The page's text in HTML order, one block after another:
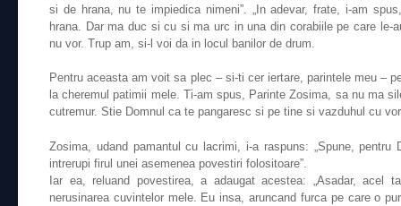
si de hrana, nu te impiedica nimeni”. „In adevar, frate, i-am
hrana. Dar ma duc si cu si ma urc in una din corabiile pe care le-
nu vor. Trup am, si-l voi da in locul banilor de drum.
Pentru aceasta am voit sa plec – si-ti cer iertare, parintele meu –
la cheremul patimii mele. Ti-am spus, Parinte Zosima, sa nu ma
cutremur. Stie Domnul ca te pangaresc si pe tine si vazduhul cu
Zosima, udand pamantul cu lacrimi, i-a raspuns: „Spune,
intrerupi firul unei asemenea povestiri folositoare”.
Iar ea, reluand povestirea, a adaugat acestea: „Asadar, acel
nerusinarea cuvintelor mele. Eu insa, aruncand furca pe care o